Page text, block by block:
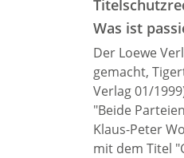
Was ist
Der Loewe
gemacht,
Verlag 01/
"Beide
Klaus-Peter
mit dem Titel